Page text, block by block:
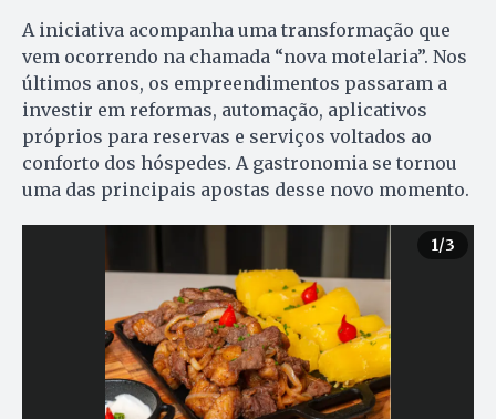
A iniciativa acompanha uma transformação que
vem ocorrendo na chamada “nova motelaria”. Nos
últimos anos, os empreendimentos passaram a
investir em reformas, automação, aplicativos
próprios para reservas e serviços voltados ao
conforto dos hóspedes. A gastronomia se tornou
uma das principais apostas desse novo momento.
1/3